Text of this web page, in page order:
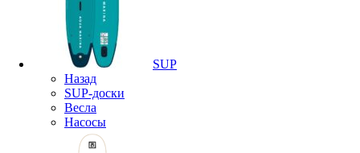
SUP
Назад
SUP-доски
Весла
Насосы